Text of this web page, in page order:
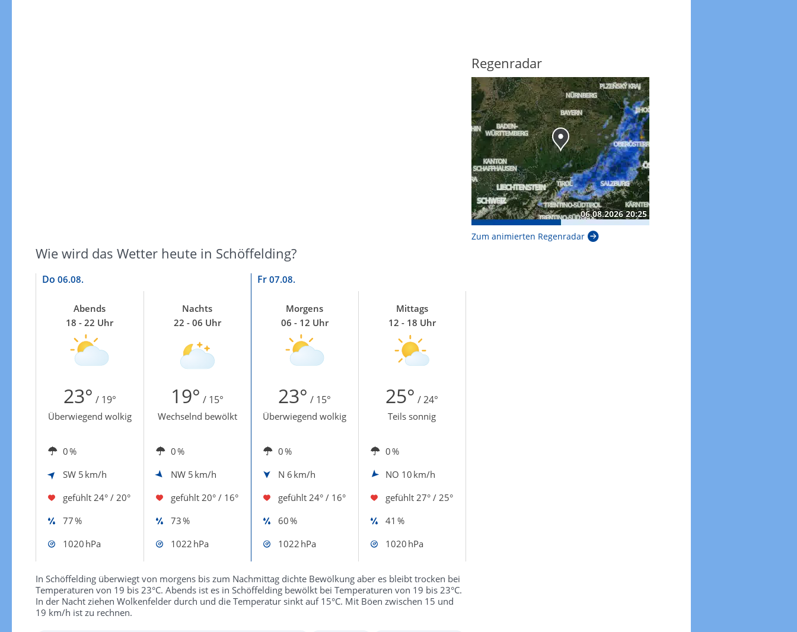
Wie wird das Wetter heute in Schöffelding?
Do 06.08. Fr 07.08.
Abends
18 - 22 Uhr
Nachts
22 - 06 Uhr
Morgens
06 - 12 Uhr
Mittags
12 - 18 Uhr
23° / 19° 19° / 15° 23° / 15° 25° / 24°
Überwiegend wolkig Wechselnd bewölkt Überwiegend wolkig Teils sonnig
0 % 0 % 0 %
0 %
SW 5 km/h NW 5 km/h N 6 km/h NO 10 km/h
gefühlt 24° / 20° gefühlt 20° / 16° gefühlt 24° / 16° gefühlt 27° / 25°
77 %
73 % 60 %
41 %
1020 hPa
1022 hPa 1022 hPa 1020 hPa
In Schöffelding überwiegt von morgens bis zum Nachmittag dichte Bewölkung aber es bleibt trocken bei
Temperaturen von 19 bis 23°C. Abends ist es in Schöffelding bewölkt bei Temperaturen von 19 bis 23°C.
In der Nacht ziehen Wolkenfelder durch und die Temperatur sinkt auf 15°C. Mit Böen zwischen 15 und
19 km/h ist zu rechnen.
Regenradar
Zum animierten Regenradar